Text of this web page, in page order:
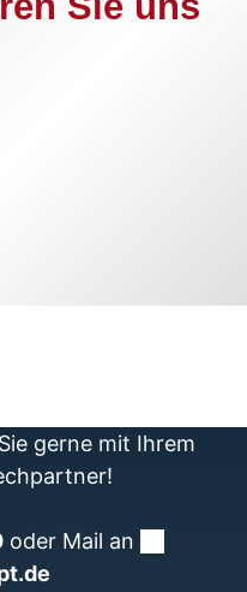
gerne mit Ihrem
oder Mail an